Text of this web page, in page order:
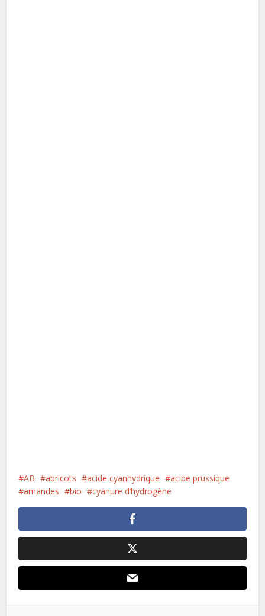
AB abricots acide cyanhydrique
acide prussique
amandes
bio cyanure d’hydrogène